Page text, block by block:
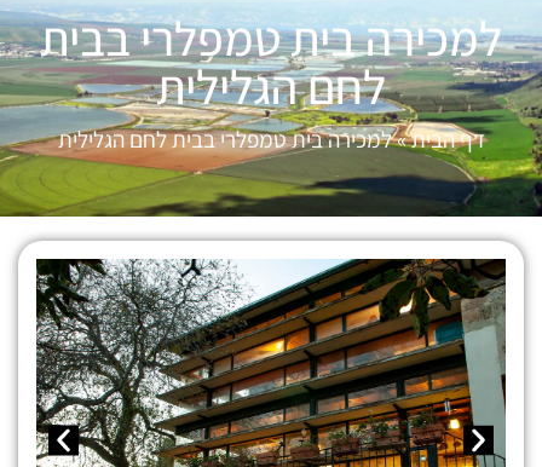
למכירה בית טמפלרי בבית
לחם הגלילית
דף הבית»למכירה בית טמפלרי בבית לחם הגלילית